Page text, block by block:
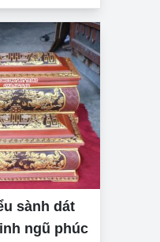
sành dát
ngũ phúc